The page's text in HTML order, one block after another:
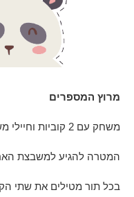
מרוץ המספרים
משחק עם 2 קוביות וחיילי משחק.
המטרה להגיע למשבצת
בכל תור מטילים את שתי